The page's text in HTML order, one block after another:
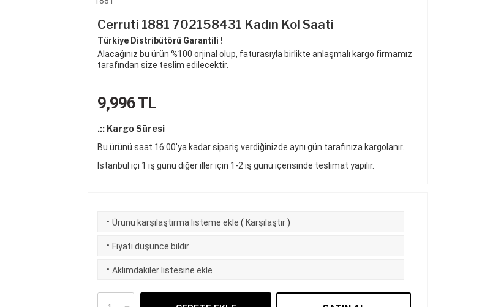
Cerruti 1881 702158431 Kadın Kol Saati
Türkiye Distribütörü Garantili !
Alacağınız bu ürün %100 orjinal olup, faturasıyla birlikte anlaşmalı kargo firmamız
tarafından size teslim edilecektir.
9,996TL
.:: Kargo Süresi
Bu ürünü saat 16:00'ya kadar sipariş verdiğinizde aynı gün tarafınıza kargolanır.
İstanbul içi 1 iş günü diğer iller için 1-2 iş günü içerisinde teslimat yapılır.
· Ürünü karşılaştırma listeme ekle ( Karşılaştır )
· Fiyatı düşünce bildir
· Aklımdakiler listesine ekle